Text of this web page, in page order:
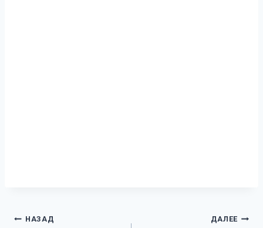
Навигация
НАЗАД ДАЛЕЕ